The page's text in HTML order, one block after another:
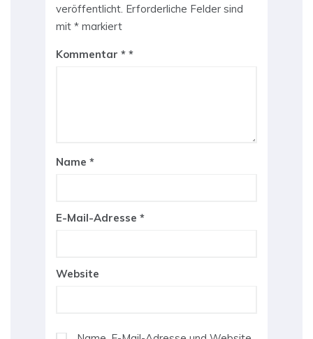
veröffentlicht. Erforderliche Felder sind
mit * markiert
Kommentar *
Name *
E-Mail-Adresse *
Website